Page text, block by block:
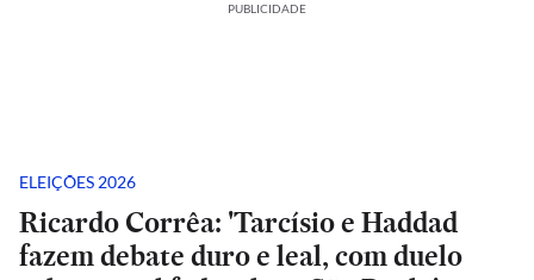
PUBLICIDADE
ELEIÇÕES 2026
Ricardo Corrêa: 'Tarcísio e Haddad
fazem debate duro e leal, com duelo